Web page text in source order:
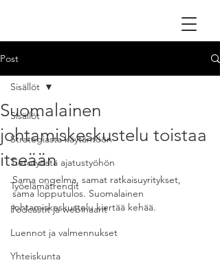
Post
Sisällöt
Strategiasta käytäntöön
Tietotyöstä ajatustyöhön
Työelämätrendit
Podcastit ja webinaarit
Luennot ja valmennukset
Yhteiskunta
Sisällöt
Suomalainen
johtamiskeskustelu toistaa
itseään
Sama ongelma, samat ratkaisuyritykset,
sama lopputulos. Suomalainen
johtamiskeskustelu kiertää kehää.